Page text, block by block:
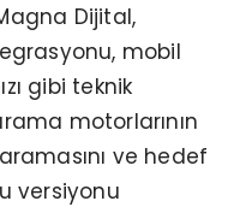
Dijital,
mobil
gibi teknik
motorlarının
ve hedef
versiyonu